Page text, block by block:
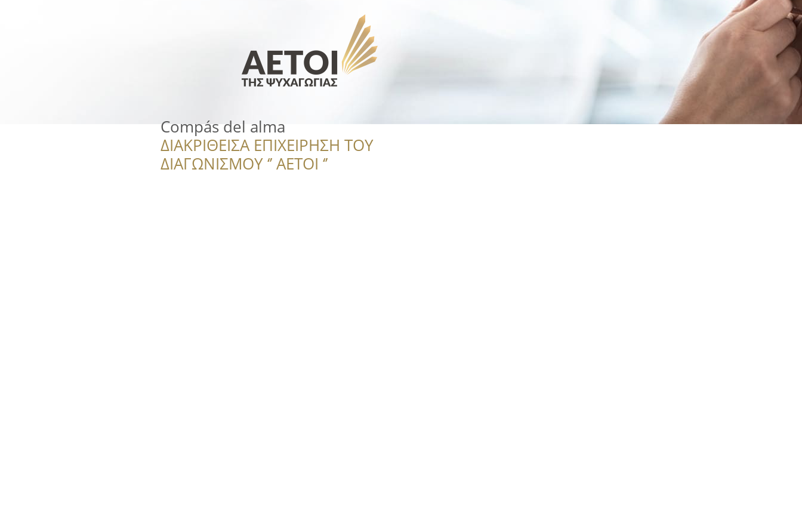
Compás del alma
ΔΙΑΚΡΙΘΕΙΣΑ ΕΠΙΧΕΙΡΗΣΗ ΤΟΥ
ΔΙΑΓΩΝΙΣΜΟΥ ‘’ ΑΕΤΟΙ ‘’